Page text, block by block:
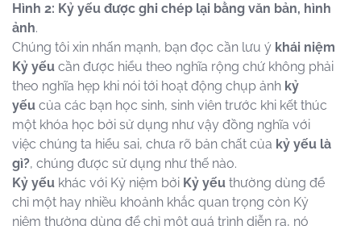
Hình 2: Kỷ yếu được ghi chép lại bằng văn bản, hình
ảnh.
Chúng tôi xin nhấn mạnh, bạn đọc cần lưu ý khái niệm
Kỷ yếu cần được hiểu theo nghĩa rộng chứ không phải
theo nghĩa hẹp khi nói tới hoạt động chụp ảnh kỷ
yếu của các bạn học sinh, sinh viên trước khi kết thúc
một khóa học bởi sử dụng như vậy đồng nghĩa với
việc chúng ta hiểu sai, chưa rõ bản chất của kỷ yếu là
gì?, chúng được sử dụng như thế nào.
Kỷ yếu khác với Kỷ niệm bởi Kỷ yếu thường dùng để
chỉ một hay nhiều khoảnh khắc quan trọng còn Kỷ
niệm thường dùng để chỉ một quá trình diễn ra, nó